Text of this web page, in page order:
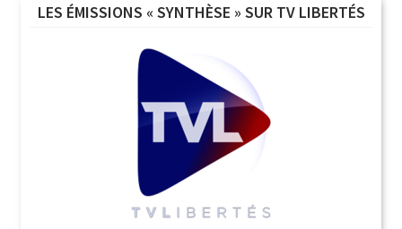
LES ÉMISSIONS « SYNTHÈSE » SUR TV LIBERTÉS